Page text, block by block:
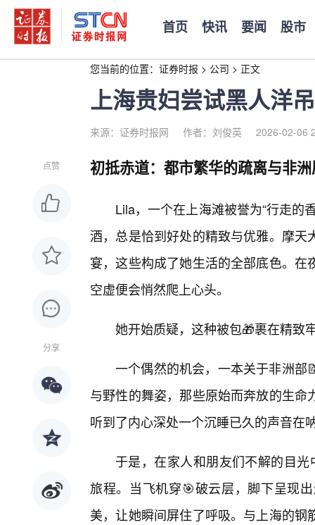
首页 快讯 要闻 股市
您当前的位置： 证券时报 > 公司 > 正文
上海贵妇尝试黑人洋
来源：证券时报网 作者：刘俊英 2026-02-06
点赞
分享
初抵赤道：都市繁华的疏离与非
Lila，一个在上海滩被誉为“行走的
酒，总是恰到好处的精致与优雅。摩
宴，这些构成了她生活的全部底色。
空虚便会悄然爬上心头。
她开始质疑，这种被包🎁裹在精致
一个偶然的机会，一本关于非洲部
与野性的舞姿，那些原始而奔放的生
听到了内心深处一个沉睡已久的声音在
于是，在家人和朋友们不解的目
旅程。当飞机穿🎯破云层，脚下呈现
美，让她瞬间屏住了呼吸。与上海的